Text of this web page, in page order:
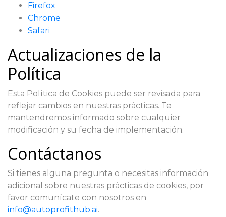
Firefox
Chrome
Safari
Actualizaciones de la
Política
Esta Política de Cookies puede ser revisada para
reflejar cambios en nuestras prácticas. Te
mantendremos informado sobre cualquier
modificación y su fecha de implementación.
Contáctanos
Si tienes alguna pregunta o necesitas información
adicional sobre nuestras prácticas de cookies, por
favor comunícate con nosotros en
info@autoprofithub.ai.